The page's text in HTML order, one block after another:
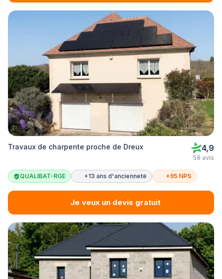
Travaux de charpente proche de Dreux 4,9
58 avis
QUALIBAT-RGE +13 ans d'ancienneté +95 NPS
Je veux un devis gratuit